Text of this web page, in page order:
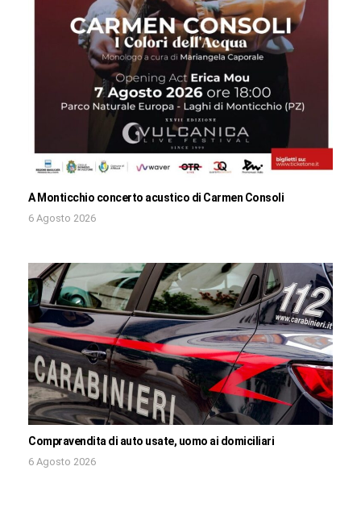
A Monticchio concerto acustico di Carmen Consoli
6 Agosto 2026
Compravendita di auto usate, uomo ai domiciliari
6 Agosto 2026